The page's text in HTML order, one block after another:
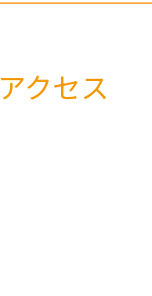
アクセス